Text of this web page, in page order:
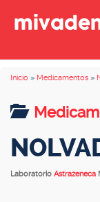
Inicio » Medicamentos »
Laboratorio Astrazeneca